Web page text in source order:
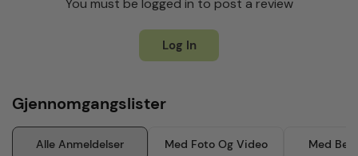
You must be logged in to post a review
Log In
Gjennomgangslister
Alle Anmeldelser Med Foto Og Video Med